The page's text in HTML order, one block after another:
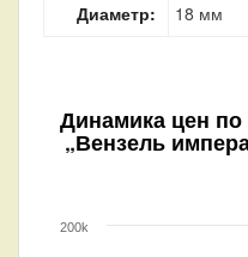
Диаметр:
18 мм
Динамика цен по
„Вензель
200k